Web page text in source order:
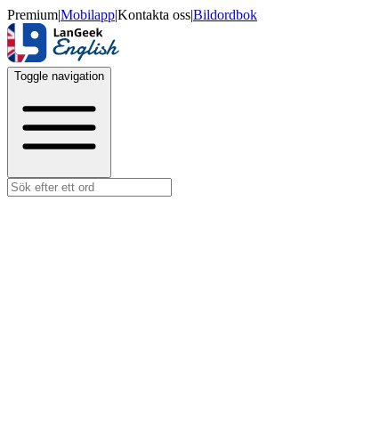
Premium|Mobilapp|Kontakta oss|Bildordbok
Toggle navigation